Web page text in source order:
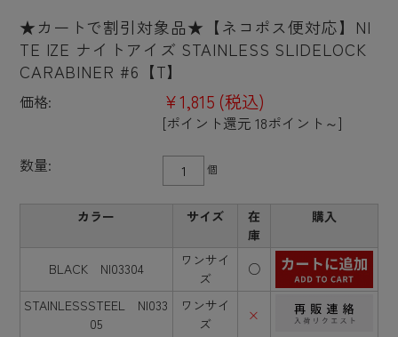
★カートで割引対象品★【ネコポス便対応】NI
TE IZE ナイトアイズ STAINLESS SLIDELOCK
CARABINER #6【T】
価格: ¥1,815 (税込)
[ポイント還元 18ポイント～]
数量:
個
カラー サイズ
在
庫
購入
BLACK NI03304
ワンサイ
ズ
○
STAINLESSSTEEL NI033
05
ワンサイ
ズ
×